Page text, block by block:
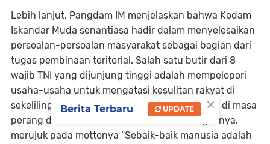
Lebih lanjut, Pangdam IM menjelaskan bahwa Kodam
Iskandar Muda senantiasa hadir dalam menyelesaikan
persoalan-persoalan masyarakat sebagai bagian dari
tugas pembinaan teritorial. Salah satu butir dari 8
wajib TNI yang dijunjung tinggi adalah mempelopori
usaha-usaha untuk mengatasi kesulitan rakyat di
sekelilingnya. “Prajurit Kodam IM harus militan di masa
perang dan bermanfaat di masa damai,” tegasnya,
merujuk pada mottonya “Sebaik-baik manusia adalah
×
Berita Terbaru UPDATE